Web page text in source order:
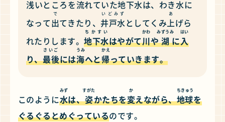
浅いところを流れていた地下水は、わき水に
なって出
で
てきたり、 井戸水
いどみず
としてくみ 上
あ
げら
れたりします。地下水
ちかすい
はやがて川
かわ
や 湖
みずうみ
に入
はい
り、最後
さいご
には海
うみ
へと帰
かえ
っていきます。
このように水
みず
は、姿
すがた
かたちを変
か
えながら、地球
ちきゅう
を
ぐるぐるとめぐっているのです。